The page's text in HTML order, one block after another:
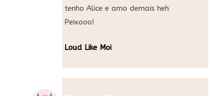
tenho Alice e amo demais heh
Peixooo!
Loud Like Moi